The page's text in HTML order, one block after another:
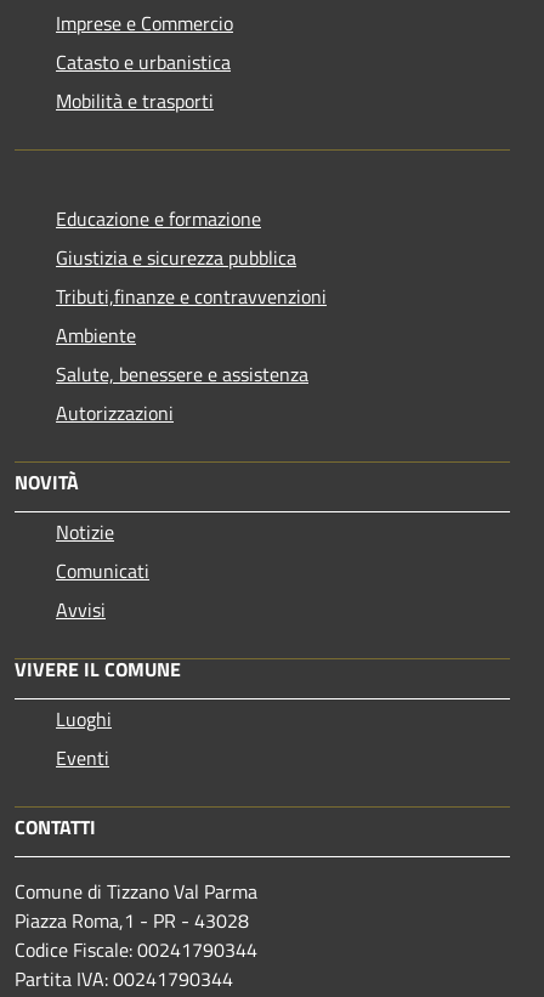
Imprese e Commercio
Catasto e urbanistica
Mobilità e trasporti
Educazione e formazione
Giustizia e sicurezza pubblica
Tributi,finanze e contravvenzioni
Ambiente
Salute, benessere e assistenza
Autorizzazioni
NOVITÀ
Notizie
Comunicati
Avvisi
VIVERE IL COMUNE
Luoghi
Eventi
CONTATTI
Comune di Tizzano Val Parma
Piazza Roma,1 - PR - 43028
Codice Fiscale: 00241790344
Partita IVA: 00241790344